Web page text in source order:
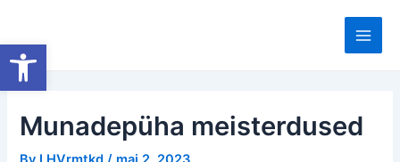
Open toolbar
content
Main
Munadepüha meisterdused